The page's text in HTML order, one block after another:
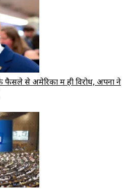
फैसले से अमेरिका में ही विरोध, अपनों ने